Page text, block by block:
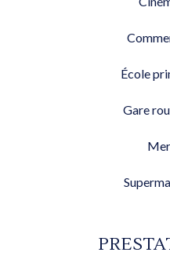
École
Gare
Mer